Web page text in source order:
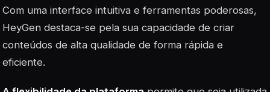
Com uma interface intuitiva e ferramentas poderosas,
HeyGen destaca-se pela sua capacidade de criar
conteúdos de alta qualidade de forma rápida e
eficiente.